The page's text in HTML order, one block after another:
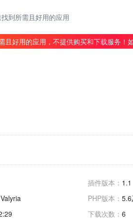
到所需且好用的应用
好用的应用，不提供购买和下载服务！
插件版本： 1.1
PHP版本： 5.6
下载次数： 6